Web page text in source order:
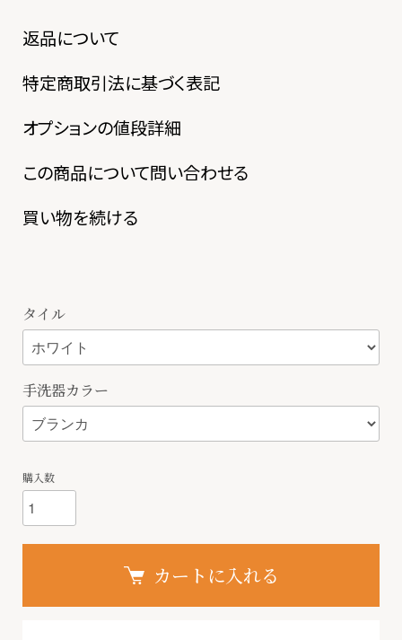
返品について
特定商取引法に基づく表記
オプションの値段詳細
この商品について問い合わせる
買い物を続ける
タイル
手洗器カラー
購入数
カートに入れる